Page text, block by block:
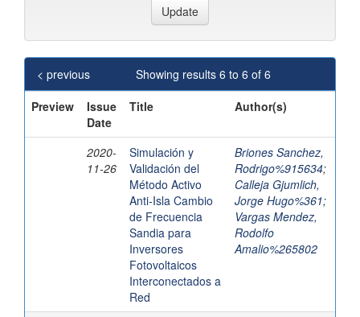
Showing results 6 to 6 of 6
< previous
Preview
Issue
Date
Title Author(s)
2020-
11-26
Simulación y
Validación del
Método Activo
Anti-Isla Cambio
de Frecuencia
Sandia para
Inversores
Fotovoltaicos
Interconectados a
Red
Briones Sanchez,
Rodrigo%915634;
Calleja Gjumlich,
Jorge Hugo%361;
Vargas Mendez,
Rodolfo
Amalio%265802